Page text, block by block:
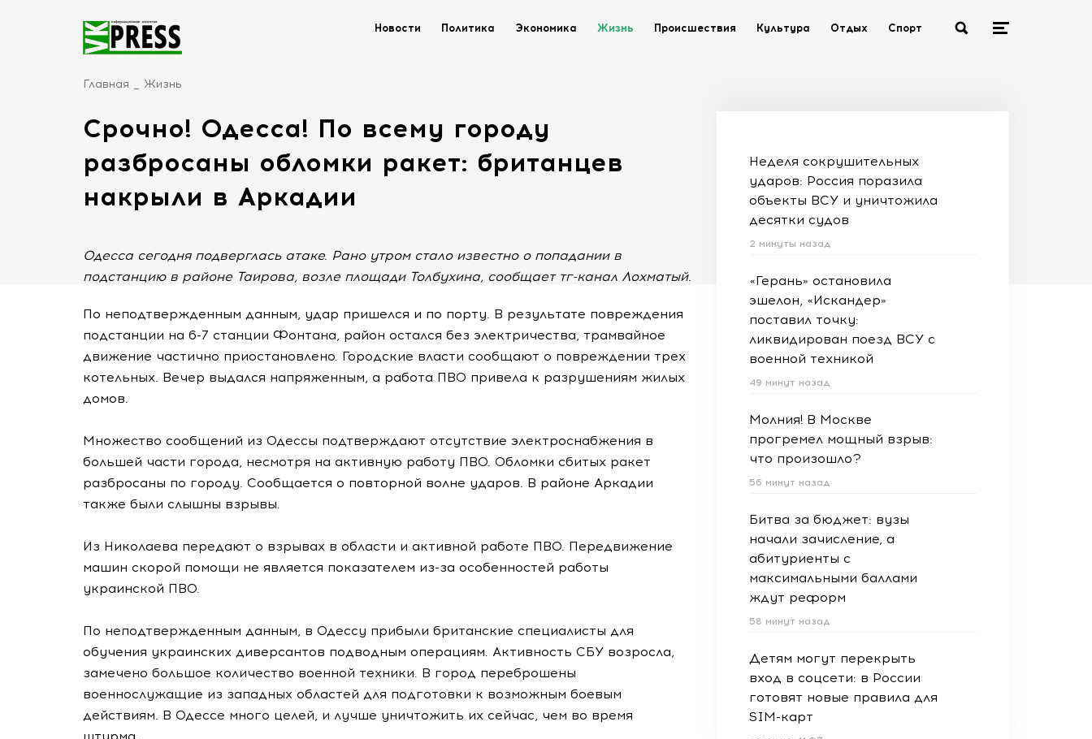
Новости Политика Экономика Жизнь Происшествия Культура Отдых Спорт
Главная Жизнь
Срочно! Одесса! По всему городу
разбросаны обломки ракет: британцев
накрыли в Аркадии
Одесса сегодня подверглась атаке. Рано утром стало известно о попадании в
подстанцию в районе Таирова, возле площади Толбухина, сообщает тг-канал Лохматый.
По неподтвержденным данным, удар пришелся и по порту. В результате повреждения
подстанции на 6-7 станции Фонтана, район остался без электричества, трамвайное
движение частично приостановлено. Городские власти сообщают о повреждении трех
котельных. Вечер выдался напряженным, а работа ПВО привела к разрушениям жилых
домов.
Множество сообщений из Одессы подтверждают отсутствие электроснабжения в
большей части города, несмотря на активную работу ПВО. Обломки сбитых ракет
разбросаны по городу. Сообщается о повторной волне ударов. В районе Аркадии
также были слышны взрывы.
Из Николаева передают о взрывах в области и активной работе ПВО. Передвижение
машин скорой помощи не является показателем из-за особенностей работы
украинской ПВО.
По неподтвержденным данным, в Одессу прибыли британские специалисты для
обучения украинских диверсантов подводным операциям. Активность СБУ возросла,
замечено большое количество военной техники. В город переброшены
военнослужащие из западных областей для подготовки к возможным боевым
действиям. В Одессе много целей, и лучше уничтожить их сейчас, чем во время
Неделя сокрушительных
ударов: Россия поразила
объекты ВСУ и уничтожила
десятки судов
2 минуты назад
«Герань» остановила
эшелон, «Искандер»
поставил точку:
ликвидирован поезд ВСУ с
военной техникой
49 минут назад
Молния! В Москве
прогремел мощный взрыв:
что произошло?
56 минут назад
Битва за бюджет: вузы
начали зачисление, а
абитуриенты с
максимальными баллами
ждут реформ
58 минут назад
Детям могут перекрыть
вход в соцсети: в России
готовят новые правила для
SIM-карт